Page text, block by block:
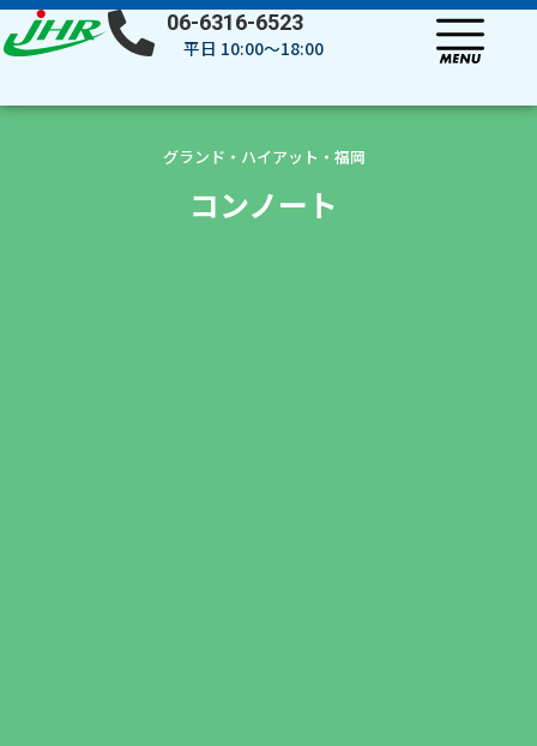
内
容
キ
06-6316-6523
平日 10:00～18:00
グランド・ハイアット・福岡
コンノート